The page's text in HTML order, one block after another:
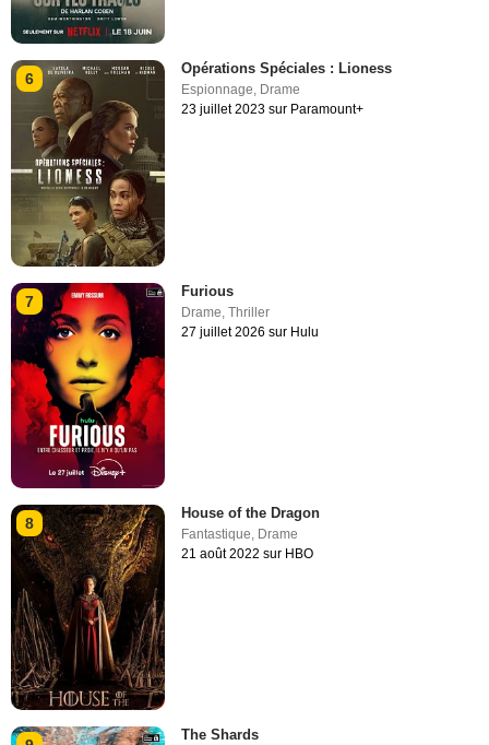
6
Opérations Spéciales : Lioness
Espionnage, Drame
23 juillet 2023 sur Paramount+
7
Furious
Drame ,Thriller
27 juillet 2026 sur Hulu
8
House of the Dragon
Fantastique, Drame
21 août 2022 sur HBO
The Shards